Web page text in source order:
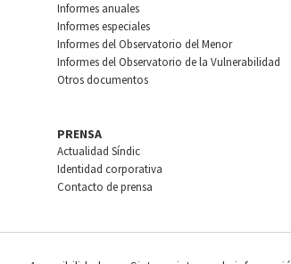
Informes anuales
Informes especiales
Informes del Observatorio del Menor
Informes del Observatorio de la Vulnerabilidad
Otros documentos
PRENSA
Actualidad Síndic
Identidad corporativa
Contacto de prensa